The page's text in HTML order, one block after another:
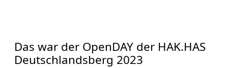
Das war der OpenDAY der HAK.HAS
Deutschlandsberg 2023